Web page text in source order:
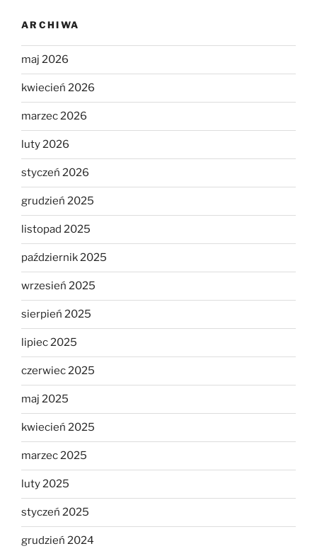
ARCHIWA
maj 2026
kwiecień 2026
marzec 2026
luty 2026
styczeń 2026
grudzień 2025
listopad 2025
październik 2025
wrzesień 2025
sierpień 2025
lipiec 2025
czerwiec 2025
maj 2025
kwiecień 2025
marzec 2025
luty 2025
styczeń 2025
grudzień 2024